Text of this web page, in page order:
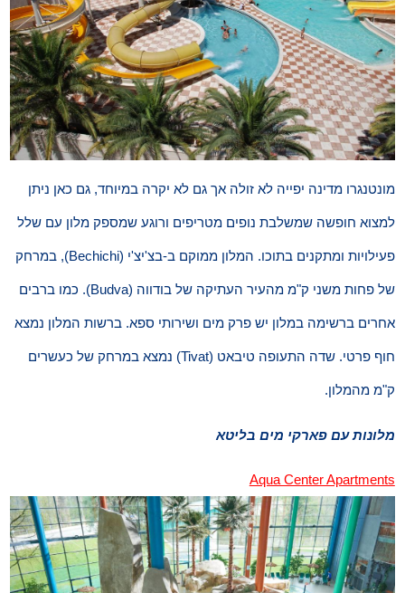
מונטנגרו מדינה יפייה לא זולה אך גם לא יקרה במיוחד, גם כאן ניתן
למצוא חופשה שמשלבת נופים מטריפים ורוגע שמספק מלון עם שלל
פעילויות ומתקנים בתוכו. המלון ממוקם ב-בצ'יצ'י (Bechichi), במרחק
של פחות משני ק"מ מהעיר העתיקה של בודווה (Budva). כמו ברבים
אחרים ברשימה במלון יש פרק מים ושירותי ספא. ברשות המלון נמצא
חוף פרטי. שדה התעופה טיבאט (Tivat) נמצא במרחק של כעשרים
ק"מ מהמלון.
מלונות עם פארקי מים בליטא
Aqua Center Apartments